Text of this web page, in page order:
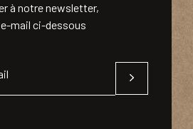
à notre newsletter,
mail ci-dessous